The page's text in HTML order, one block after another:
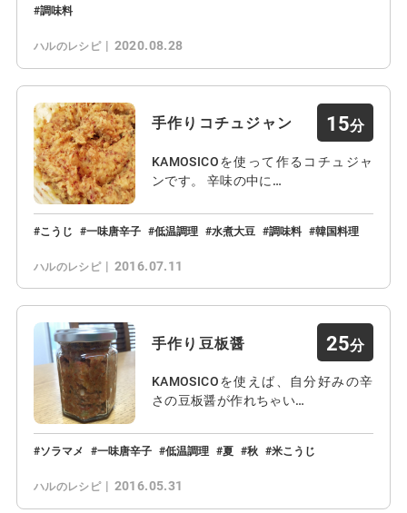
調味料
ハルのレシピ 2020.08.28
手作りコチュジャン 15
KAMOSICOを使って作るコチュジャ
ンです。 辛味の中に…
こうじ 一味唐辛子 低温調理 水煮大豆 調味料 韓国料理
ハルのレシピ 2016.07.11
手作り豆板醤 25
KAMOSICOを使えば、自分好みの辛
さの豆板醤が作れちゃい…
ソラマメ 一味唐辛子 低温調理 夏 秋 米こうじ
ハルのレシピ 2016.05.31